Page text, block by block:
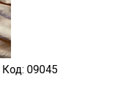
Код: 09045